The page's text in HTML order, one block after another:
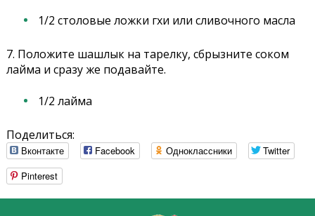
1/2 столовые ложки гхи или сливочного масла
7. Положите шашлык на тарелку, сбрызните соком
лайма и сразу же подавайте.
1/2 лайма
Поделиться:
Вконтакте Facebook Одноклассники
Twitter
Pinterest